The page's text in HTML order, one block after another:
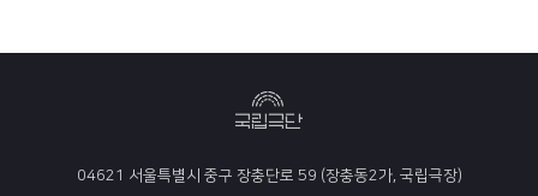
04621 서울특별시 중구 장충단로 59 (장충동2가, 국립극장)